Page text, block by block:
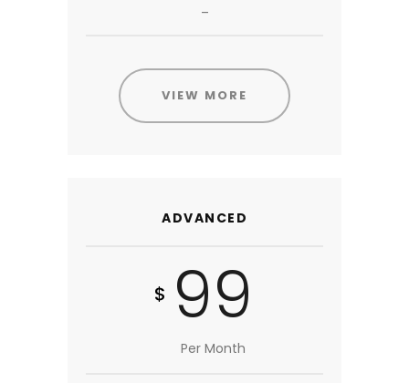
VIEW MORE
ADVANCED
$ 99
Per Month